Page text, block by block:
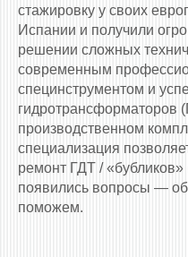
стажировку у своих
Испании и получили
решении сложных
современным
специнструментом и
гидротрансформаторов
производственном
специализация
ремонт ГДТ /
появились вопросы —
поможем.